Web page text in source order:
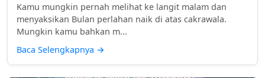
Kamu mungkin pernah melihat ke langit malam dan
menyaksikan Bulan perlahan naik di atas cakrawala.
Mungkin kamu bahkan m...
Baca Selengkapnya →